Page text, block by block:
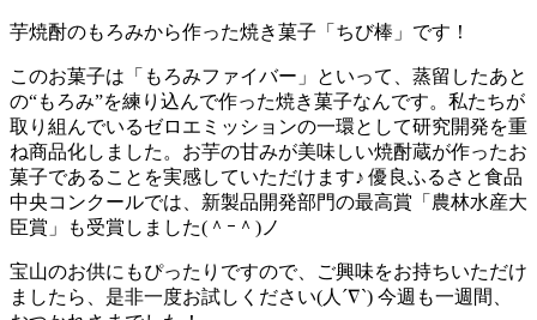
芋焼酎のもろみから作った焼き菓子「ちび棒」です！
このお菓子は「もろみファイバー」といって、蒸留したあと
の“もろみ”を練り込んで作った焼き菓子なんです。私たちが
取り組んでいるゼロエミッションの一環として研究開発を重
ね商品化しました。お芋の甘みが美味しい焼酎蔵が作ったお
菓子であることを実感していただけます♪ 優良ふるさと食品
中央コンクールでは、新製品開発部門の最高賞「農林水産大
臣賞」も受賞しました(＾ｰ＾)ノ
宝山のお供にもぴったりですので、ご興味をお持ちいただけ
ましたら、是非一度お試しください(人´∇`) 今週も一週間、